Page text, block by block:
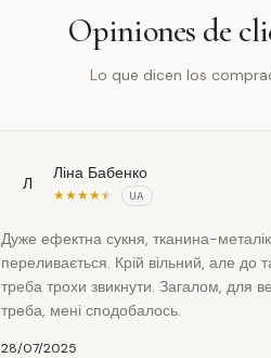
Opiniones de
Lo que dicen los
Л
Ліна Бабенко
★★★★★ UA
Дуже ефектна сукня, тканина-
переливається. Крій вільний, але до
треба трохи звикнути. Загалом, для
треба, мені сподобалось.
28/07/2025